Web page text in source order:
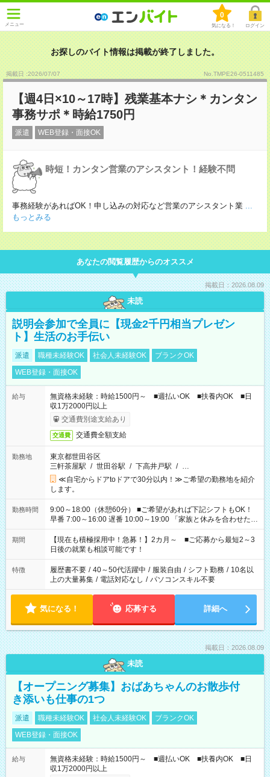
メニュー
0
気になる！ ログイン
お探しのバイト情報は掲載が終了しました。
掲載日 :2026/07/07 No.TMPE26-0511485
【週4日×10～17時】残業基本ナシ＊カンタン
事務サポ＊時給1750円
派遣 WEB登録・面接OK
時短！カンタン営業のアシスタント！経験不問
事務経験があればOK！申し込みの対応など営業のアシスタント業 ...
もっとみる
あなたの閲覧履歴からのオススメ
掲載日：2026.08.09
未読
説明会参加で全員に【現金2千円相当プレゼン
ト】生活のお手伝い
派遣 職種未経験OK 社会人未経験OK
ブランクOK
WEB登録・面接OK
給与
無資格未経験：時給1500円～ ■週払いOK ■扶養内OK ■日
収1万2000円以上
交通費別途支給あり
交通費 交通費全額支給
勤務地
東京都世田谷区
三軒茶屋駅 / 世田谷駅 / 下高井戸駅 / …
≪自宅からドアtoドアで30分以内！≫ご希望の勤務地を紹介
します。
勤務時間
9:00～18:00（休憩60分） ■ご希望があれば下記シフトもOK！
早番 7:00～16:00 遅番 10:00～19:00 「家族と休みを合わせた
い」 「余裕を持って夕飯の準備がしたい」 「できれば残業はし
たくない」 など、ご希望を教えてくださいね。 ※Wワーク希望
の方へ 今ご覧のお仕事で希望する勤務時間と、もう1つのお仕事
の勤務時間。 合計で週40時間を超える場合は応募できません。
期間
【現在も積極採用中！急募！】2カ月～ ■ご応募から最短2～3
日後の就業も相談可能です！
特徴 履歴書不要 / 40～50代活躍中 / 服装自由 / シフト勤務 / 10名以
上の大量募集 / 電話対応なし / パソコンスキル不要
気になる！ 応募する 詳細へ
掲載日：2026.08.09
未読
【オープニング募集】おばあちゃんのお散歩付
き添いも仕事の1つ
派遣 職種未経験OK 社会人未経験OK
ブランクOK
WEB登録・面接OK
給与
無資格未経験：時給1500円～ ■週払いOK ■扶養内OK ■日
収1万2000円以上